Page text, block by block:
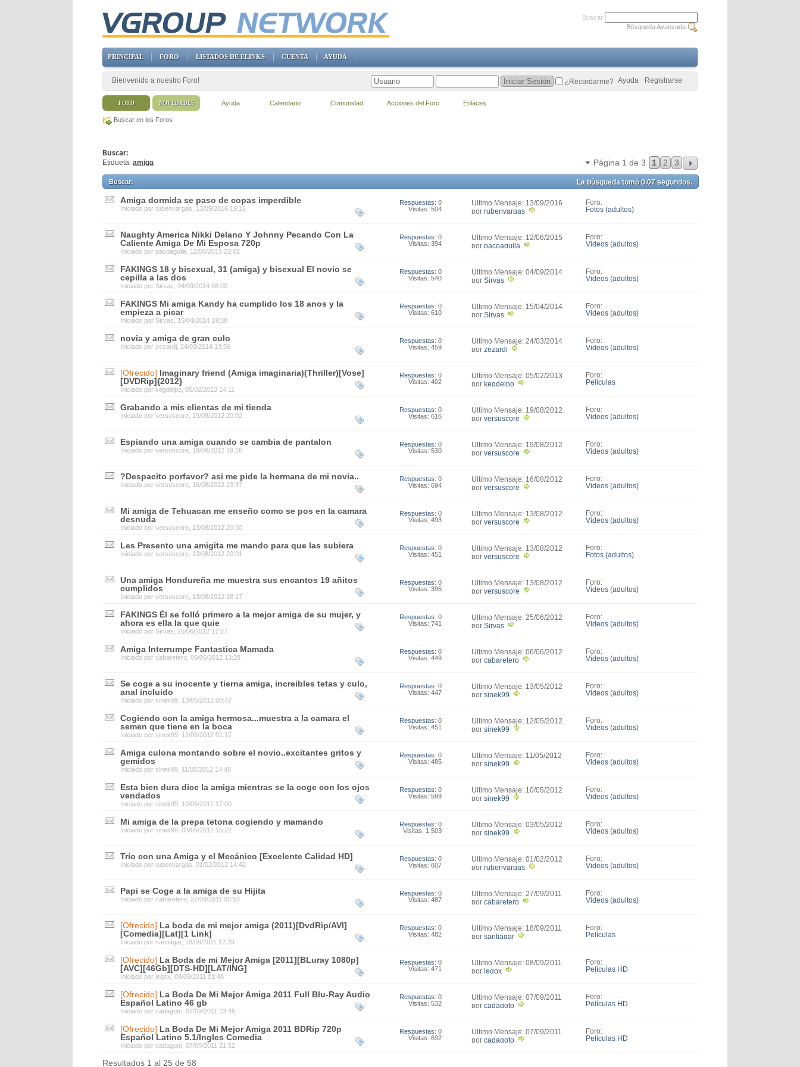
Buscar en los Foros
Buscar:
Etiqueta: amiga Página 1 de 3 1 2 3
Buscar: La búsqueda tomó0.07segundos.
Amiga dormida se paso de copas imperdible
Iniciado por rubenvargas , 13/09/2016 19:16
Respuestas: 0
Visitas: 504
Último Mensaje: 13/09/2016
19:16
por rubenvargas
Foro:
Fotos (adultos)
Naughty America Nikki Delano Y Johnny Pecando Con La
Caliente Amiga De Mi Esposa 720p
Iniciado por pacoaguila , 12/06/2015 22:02
Respuestas: 0
Visitas: 394
Último Mensaje: 12/06/2015
22:02
por pacoaguila
Foro:
Videos (adultos)
FAKINGS 18 y bisexual, 31 (amiga) y bisexual El novio se
cepilla a las dos
Iniciado por Sirvas , 04/09/2014 08:00
Respuestas: 0
Visitas: 540
Último Mensaje: 04/09/2014
08:00
por Sirvas
Foro:
Videos (adultos)
FAKINGS Mi amiga Kandy ha cumplido los 18 anos y la
empieza a picar
Iniciado por Sirvas , 15/04/2014 19:38
Respuestas: 0
Visitas: 610
Último Mensaje: 15/04/2014
19:38
por Sirvas
Foro:
Videos (adultos)
novia y amiga de gran culo
Iniciado por zezardj , 24/03/2014 13:56
Respuestas: 0
Visitas: 459
Último Mensaje: 24/03/2014
13:56
por zezardj
Foro:
Videos (adultos)
[Ofrecido] Imaginary friend (Amiga imaginaria)(Thriller)[Vose]
[DVDRip]{2012}
Iniciado por kegdelpo , 05/02/2013 14:11
Respuestas: 0
Visitas: 402
Último Mensaje: 05/02/2013
14:11
por kegdelpo
Foro:
Películas
Grabando a mis clientas de mi tienda
Iniciado por versuscore , 19/08/2012 20:02
Respuestas: 0
Visitas: 616
Último Mensaje: 19/08/2012
20:02
por versuscore
Foro:
Videos (adultos)
Espiando una amiga cuando se cambia de pantalon
Iniciado por versuscore , 19/08/2012 19:26
Respuestas: 0
Visitas: 530
Último Mensaje: 19/08/2012
19:26
por versuscore
Foro:
Videos (adultos)
?Despacito porfavor? asi me pide la hermana de mi novia..
Iniciado por versuscore , 16/08/2012 23:37
Respuestas: 0
Visitas: 694
Último Mensaje: 16/08/2012
23:37
por versuscore
Foro:
Videos (adultos)
Mi amiga de Tehuacan me enseño como se pos en la camara
desnuda
Iniciado por versuscore , 13/08/2012 20:30
Respuestas: 0
Visitas: 493
Último Mensaje: 13/08/2012
20:30
por versuscore
Foro:
Videos (adultos)
Les Presento una amigita me mando para que las subiera
Iniciado por versuscore , 13/08/2012 20:01
Respuestas: 0
Visitas: 451
Último Mensaje: 13/08/2012
20:01
por versuscore
Foro:
Fotos (adultos)
Una amiga Hondureña me muestra sus encantos 19 añitos
cumplidos
Iniciado por versuscore , 13/08/2012 18:17
Respuestas: 0
Visitas: 395
Último Mensaje: 13/08/2012
18:17
por versuscore
Foro:
Videos (adultos)
FAKINGS Él se folló primero a la mejor amiga de su mujer, y
ahora es ella la que quie
Iniciado por Sirvas , 25/06/2012 17:27
Respuestas: 0
Visitas: 741
Último Mensaje: 25/06/2012
17:27
por Sirvas
Foro:
Videos (adultos)
Amiga Interrumpe Fantastica Mamada
Iniciado por cabaretero , 06/06/2012 13:28
Respuestas: 0
Visitas: 449
Último Mensaje: 06/06/2012
13:28
por cabaretero
Foro:
Videos (adultos)
Se coge a su inocente y tierna amiga, increibles tetas y culo,
anal incluido
Iniciado por sinek99 , 13/05/2012 00:47
Respuestas: 0
Visitas: 447
Último Mensaje: 13/05/2012
00:47
por sinek99
Foro:
Videos (adultos)
Cogiendo con la amiga hermosa...muestra a la camara el
semen que tiene en la boca
Iniciado por sinek99 , 12/05/2012 01:17
Respuestas: 0
Visitas: 451
Último Mensaje: 12/05/2012
01:17
por sinek99
Foro:
Videos (adultos)
Amiga culona montando sobre el novio..excitantes gritos y
gemidos
Iniciado por sinek99 , 11/05/2012 14:48
Respuestas: 0
Visitas: 485
Último Mensaje: 11/05/2012
14:48
por sinek99
Foro:
Videos (adultos)
Esta bien dura dice la amiga mientras se la coge con los ojos
vendados
Iniciado por sinek99 , 10/05/2012 17:00
Respuestas: 0
Visitas: 599
Último Mensaje: 10/05/2012
17:00
por sinek99
Foro:
Videos (adultos)
Mi amiga de la prepa tetona cogiendo y mamando
Iniciado por sinek99 , 03/05/2012 15:22
Respuestas: 0
Visitas: 1,503
Último Mensaje: 03/05/2012
15:22
por sinek99
Foro:
Videos (adultos)
Trío con una Amiga y el Mecánico [Excelente Calidad HD]
Iniciado por rubenvargas , 01/02/2012 14:42
Respuestas: 0
Visitas: 607
Último Mensaje: 01/02/2012
14:42
por rubenvargas
Foro:
Videos (adultos)
Papi se Coge a la amiga de su Hijita
Iniciado por cabaretero , 27/09/2011 00:53
Respuestas: 0
Visitas: 487
Último Mensaje: 27/09/2011
00:53
por cabaretero
Foro:
Videos (adultos)
[Ofrecido] La boda de mi mejor amiga (2011)[DvdRip/AVI]
[Comedia][Lat][1 Link]
Iniciado por santiagar, 18/09/2011 12:39
Respuestas: 0
Visitas: 482
Último Mensaje: 18/09/2011
12:39
por santiagar
Foro:
Películas
[Ofrecido] La Boda de mi Mejor Amiga [2011][BLuray 1080p]
[AVC][46Gb][DTS-HD][LAT/ING]
Iniciado por legox , 08/09/2011 01:48
Respuestas: 0
Visitas: 471
Último Mensaje: 08/09/2011
01:48
por legox
Foro:
Películas HD
[Ofrecido] La Boda De Mi Mejor Amiga 2011 Full Blu-Ray Audio
Español Latino 46 gb
Iniciado por cadagoto , 07/09/2011 23:46
Respuestas: 0
Visitas: 532
Último Mensaje: 07/09/2011
23:46
por cadagoto
Foro:
Películas HD
[Ofrecido] La Boda De Mi Mejor Amiga 2011 BDRip 720p
Español Latino 5.1/Ingles Comedia
Iniciado por cadagoto , 07/09/2011 21:52
Respuestas: 0
Visitas: 692
Último Mensaje: 07/09/2011
21:52
por cadagoto
Foro:
Películas HD
Resultados 1 al 25 de 58
Buscar
Búsqueda Avanzada
PRINCIPAL FORO LISTADOS DE ELINKS CUENTA AYUDA
Bienvenido a nuestro Foro! Registrarse
Ayuda
¿Recordarme?
FORO Ayuda Calendario Comunidad Acciones del Foro Enlaces
NOVEDADES